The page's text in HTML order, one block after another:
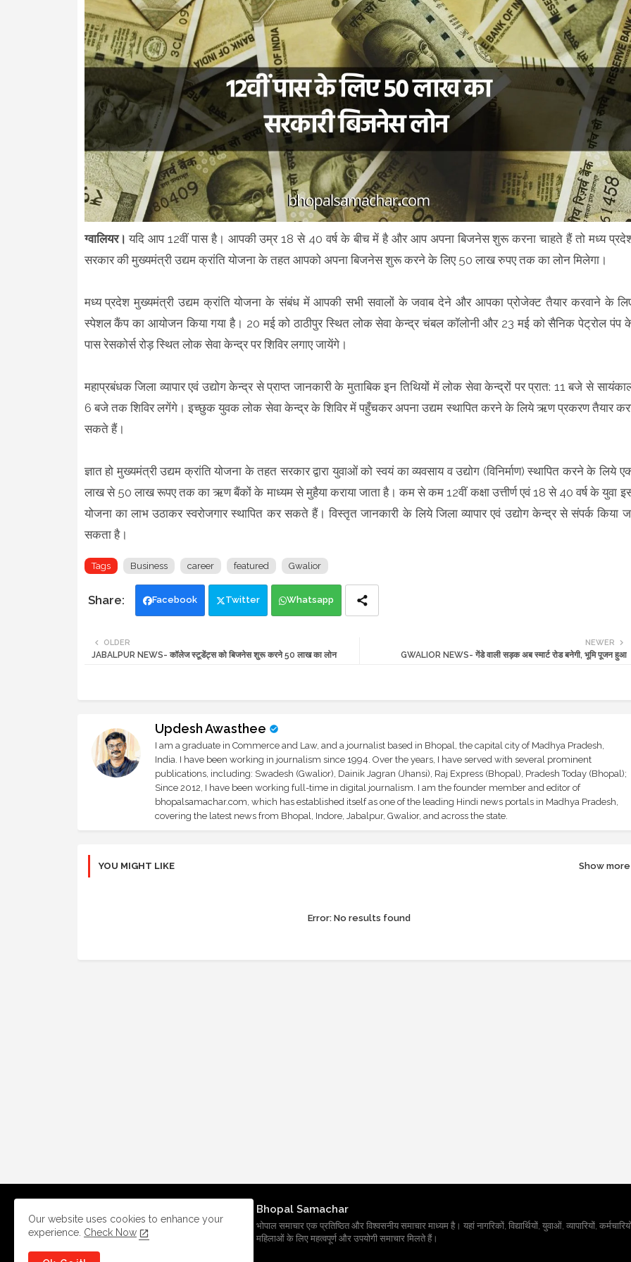
ग्वालियर।यदि आप 12वीं पास है। आपकी उम्र 18 से 40 वर्ष के बीच में है और आप अपना बिजनेस शुरू करना चाहते हैं तो मध्य
सरकार की मुख्यमंत्री उद्यम क्रांति योजना के तहत आपको अपना बिजनेस शुरू करने के लिए 50 लाख रुपए तक का लोन मिलेगा।
मध्य प्रदेश मुख्यमंत्री उद्यम क्रांति योजना के संबंध में आपकी सभी सवालों के जवाब देने और आपका प्रोजेक्ट तैयार करवाने के
स्पेशल कैंप का आयोजन किया गया है। 20 मई को ठाठीपुर स्थित लोक सेवा केन्द्र चंबल कॉलोनी और 23 मई को सैनिक पेट्रोल पंप
पास रेसकोर्स रोड़ स्थित लोक सेवा केन्द्र पर शिविर लगाए जायेंगे।
महाप्रबंधक जिला व्यापार एवं उद्योग केन्द्र से प्राप्त जानकारी के मुताबिक इन तिथियों में लोक सेवा केन्द्रों पर प्रात: 11 बजे से
6 बजे तक शिविर लगेंगे। इच्छुक युवक लोक सेवा केन्द्र के शिविर में पहुँचकर अपना उद्यम स्थापित करने के लिये ऋण प्रकरण तैयार
सकते हैं।
ज्ञात हो मुख्यमंत्री उद्यम क्रांति योजना के तहत सरकार द्वारा युवाओं को स्वयं का व्यवसाय व उद्योग (विनिर्माण) स्थापित करने के लिये
लाख से 50 लाख रूपए तक का ऋण बैंकों के माध्यम से मुहैया कराया जाता है। कम से कम 12वीं कक्षा उत्तीर्ण एवं 18 से 40 वर्ष के युवा
योजना का लाभ उठाकर स्वरोजगार स्थापित कर सकते हैं। विस्तृत जानकारी के लिये जिला व्यापार एवं उद्योग केन्द्र से संपर्क किया
सकता है।
Tags Business career featured Gwalior
Facebook Twitter Whatsapp
NEWER
GWALIOR NEWS- गेंडे वाली सड़क अब स्मार्ट रोड बनेगी, भूमि पूजन हुआ
OLDER
JABALPUR NEWS- कॉलेज स्टूडेंट्स को बिजनेस शुरू करने 50 लाख का लोन
Updesh Awasthee
I am a graduate in Commerce and Law, and a journalist based in Bhopal, the capital city of Madhya Pradesh,
India. I have been working in journalism since 1994. Over the years, I have served with several prominent
publications, including: Swadesh (Gwalior), Dainik Jagran (Jhansi), Raj Express (Bhopal), Pradesh Today (Bhopal);
Since 2012, I have been working full-time in digital journalism. I am the founder member and editor of
bhopalsamachar.com, which has established itself as one of the leading Hindi news portals in Madhya Pradesh,
covering the latest news from Bhopal, Indore, Jabalpur, Gwalior, and across the state.
YOU MIGHT LIKE Show more
Error:No results found
Bhopal Samachar
भोपाल समाचार एक प्रतिष्ठित और विश्वसनीय समाचार माध्यम है। यहां नागरिकों, विद्यार्थियों, युवाओं, व्यापारियों,
महिलाओं के लिए महत्वपूर्ण और उपयोगी समाचार मिलते हैं।
Our website uses cookies to enhance your
experience. Check Now